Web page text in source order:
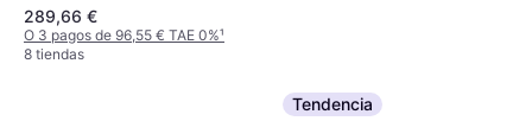
289,66 €
O 3 pagos de 96,55 € TAE 0%¹
8 tiendas
Tendencia